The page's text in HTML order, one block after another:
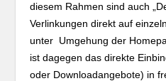
diesem Rahmen sind auch
Verlinkungen direkt auf
unter Umgehung der
ist dagegen das direkte
oder Downloadangebote) in